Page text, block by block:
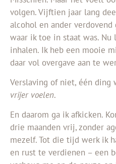
volgen. Vijftien jaar lang
alcohol en ander
waar ik toe in staat was.
inhalen. Ik heb een mooie
daar vol overgave aan te
Verslaving of niet, één ding
vrijer voelen.
En daarom ga ik afkicken.
drie maanden vrij, zonder
mezelf. Tot die tijd werk ik
en rust te verdienen – een